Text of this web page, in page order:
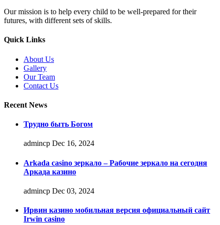
Our mission is to help every child to be well-prepared for their
futures, with different sets of skills.
Quick Links
About Us
Gallery
Our Team
Contact Us
Recent News
Трудно быть Богом
admincp Dec 16, 2024
Arkada casino зеркало – Рабочие зеркало на сегодня
Аркада казино
admincp Dec 03, 2024
Ирвин казино мобильная версия официальный сайт
Irwin casino